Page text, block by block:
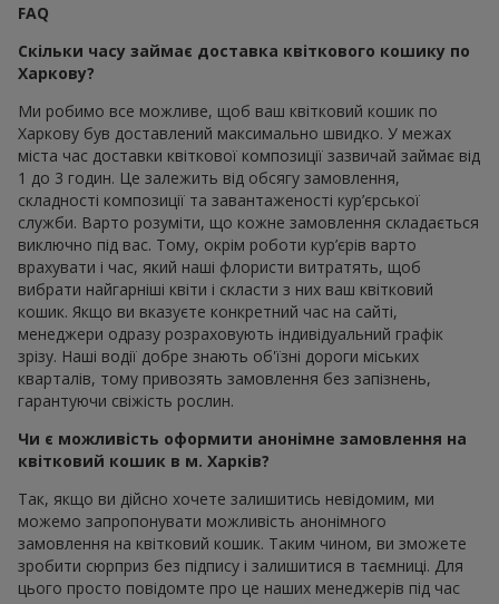
FAQ
Скільки часу займає доставка квіткового кошику по
Харкову?
Ми робимо все можливе, щоб ваш квітковий кошик по
Харкову був доставлений максимально швидко. У межах
міста час доставки квіткової композиції зазвичай займає від
1 до 3 годин. Це залежить від обсягу замовлення,
складності композиції та завантаженості кур’єрської
служби. Варто розуміти, що кожне замовлення складається
виключно під вас. Тому, окрім роботи кур’єрів варто
врахувати і час, який наші флористи витратять, щоб
вибрати найгарніші квіти і скласти з них ваш квітковий
кошик. Якщо ви вказуєте конкретний час на сайті,
менеджери одразу розраховують індивідуальний графік
зрізу. Наші водії добре знають об'їзні дороги міських
кварталів, тому привозять замовлення без запізнень,
гарантуючи свіжість рослин.
Чи є можливість оформити анонімне замовлення на
квітковий кошик в м. Харків?
Так, якщо ви дійсно хочете залишитись невідомим, ми
можемо запропонувати можливість анонімного
замовлення на квітковий кошик. Таким чином, ви зможете
зробити сюрприз без підпису і залишитися в таємниці. Для
цього просто повідомте про це наших менеджерів під час